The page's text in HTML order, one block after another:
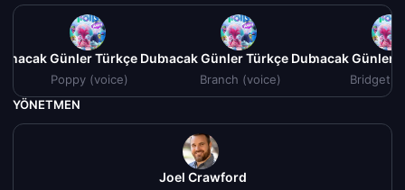
Günler Türkçe Dublaj izle (2017)
Poppy (voice)
Troller: Kutlanacak Günler Türkçe Dublaj izle (2017)
Branch (voice)
Troller: Kutlanacak Günler
Bridget
YÖNETMEN
Joel Crawford